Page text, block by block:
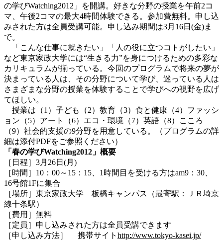
の学びWatching2012」を開講。好きな分野の授業を午前2コ
マ、午後2コマの最大4時間体験できる。参加費無料。申し込
みされた方は全員受講可能。申し込み期間は3月16日(金)ま
で。
「こんな仕事に就きたい」「人の役に立つコトがしたい」
など東京家政大学には“生きる力”を身につけるための多彩な
カリキュラムが揃っている。今回のプログラムで将来の夢が
決まっている人は、その分野について学び、迷っている人は
さまざまな分野の授業を体験することで学びへの視野を広げ
てほしい。
授業は（1）子ども（2）教育（3）食と健康（4）ファッシ
ョン（5）アート（6）エコ・環境（7）英語（8）こころ
（9）社会的支援の9分野を用意している。（プログラムの詳
細は添付PDFをご参照ください）
「春の学びWatching2012」概要
［日程］3月26日(月)
［時間］10：00～15：15、1時間目を受ける方はam9：30、
16号館1Fに集合
［場所］東京家政大学 板橋キャンパス（最寄駅：ＪＲ埼京
線十条駅）
［費用］無料
［定員］申し込みされた方は全員受講できます
［申し込み方法］ 携帯サイト http://www.tokyo-kasei.jp/